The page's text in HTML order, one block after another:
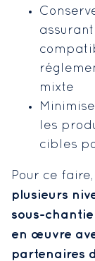
mixte
les
cibles
Pour ce faire,
plusieurs
sous-
en œuvre
partenaires